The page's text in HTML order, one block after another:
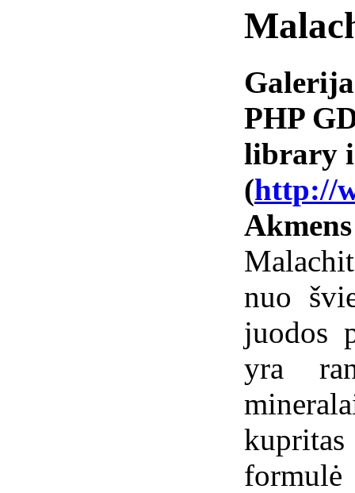
Galerija
PHP
library
(http://
nuo
juodos
yra